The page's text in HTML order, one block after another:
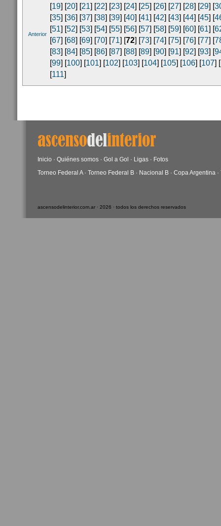
Anterior
[19] [20] [21] [22] [23] [24] [25] [26] [27] [28] [29] [
[35] [36] [37] [38] [39] [40] [41] [42] [43] [44] [45] [
[51] [52] [53] [54] [55] [56] [57] [58] [59] [60] [61] [
[67] [68] [69] [70] [71] [72] [73] [74] [75] [76] [77] [
[83] [84] [85] [86] [87] [88] [89] [90] [91] [92] [93] [
[99] [100] [101] [102] [103] [104] [105] [106] [107] [
[111]
Inicio · Quiénes somos · Gol a Gol · Ligas · Fotos
Torneo Federal A· Torneo Federal B · Nacional B · Copa Argentina ·
ascensodelinterior.com.ar · 2026 · todos los derechos reservados